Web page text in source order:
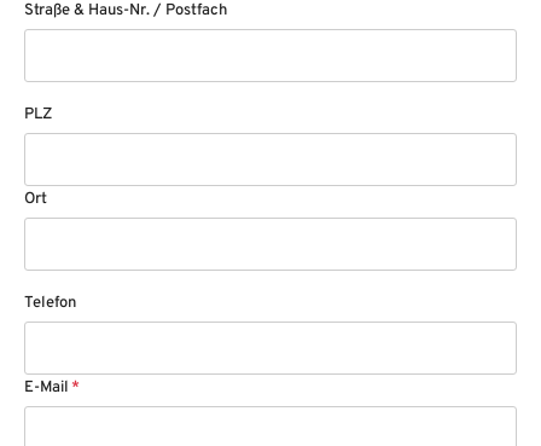
Straße & Haus-Nr. / Postfach
PLZ
Ort
Telefon
E-Mail *